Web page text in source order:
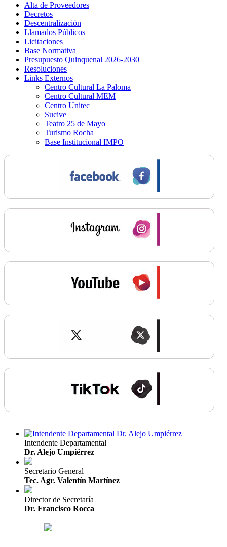
Alta de Proveedores
Decretos
Descentralización
Llamados Públicos
Licitaciones
Base Normativa
Presupuesto Quinquenal 2026-2030
Resoluciones
Links Externos
Centro Cultural La Paloma
Centro Cultural MEM
Centro Unitec
Sucive
Teatro 25 de Mayo
Turismo Rocha
Base Institucional IMPO
Intendente Departamental
Dr. Alejo Umpiérrez
Secretario General
Tec. Agr. Valentín Martínez
Director de Secretaría
Dr. Francisco Rocca